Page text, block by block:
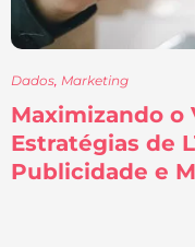
Dados, Marketing
Maximizando o
Estratégias de
Publicidade e